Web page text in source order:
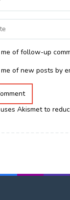
of follow-up
of new posts by
Akismet to